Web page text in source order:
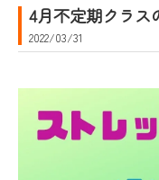
4月不定期クラス
2022/03/31